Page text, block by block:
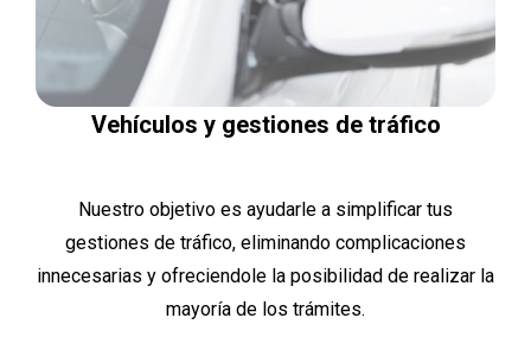
Vehículos y gestiones de tráfico
Nuestro objetivo es ayudarle a simplificar tus
gestiones de tráfico, eliminando complicaciones
innecesarias y ofreciendole la posibilidad de realizar la
mayoría de los trámites.